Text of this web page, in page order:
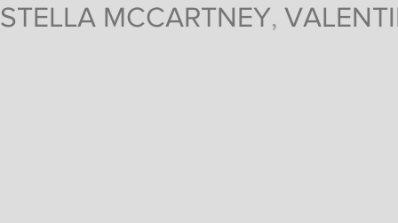
STELLA MCCARTNEY,